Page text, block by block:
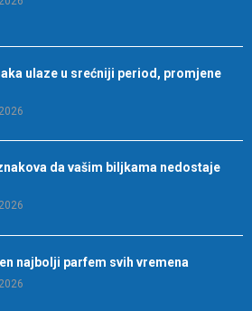
ulaze u srećniji period, promjene
da vašim biljkama nedostaje
najbolji parfem svih vremena